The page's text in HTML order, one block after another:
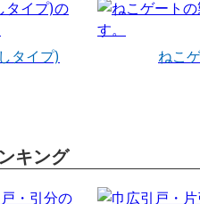
タイプ)
ねこ
キング